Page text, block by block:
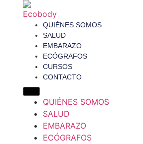
QUIÉNES SOMOS
SALUD
EMBARAZO
ECÓGRAFOS
CURSOS
CONTACTO
QUIÉNES SOMOS
SALUD
EMBARAZO
ECÓGRAFOS